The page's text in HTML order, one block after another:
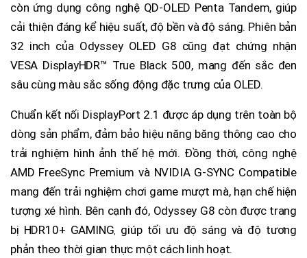
còn ứng dụng công nghệ QD-OLED Penta Tandem, giúp
cải thiện đáng kể hiệu suất, độ bền và độ sáng. Phiên bản
32 inch của Odyssey OLED G8 cũng đạt chứng nhận
VESA DisplayHDR™ True Black 500, mang đến sắc đen
sâu cùng màu sắc sống động đặc trưng của OLED.
Chuẩn kết nối DisplayPort 2.1 được áp dụng trên toàn bộ
dòng sản phẩm, đảm bảo hiệu năng băng thông cao cho
trải nghiệm hình ảnh thế hệ mới. Đồng thời, công nghệ
AMD FreeSync Premium và NVIDIA G-SYNC Compatible
mang đến trải nghiệm chơi game mượt mà, hạn chế hiện
tượng xé hình. Bên cạnh đó, Odyssey G8 còn được trang
bị HDR10+ GAMING,
giúp tối ưu độ sáng và độ tương
phản theo thời gian thực một cách linh hoạt.